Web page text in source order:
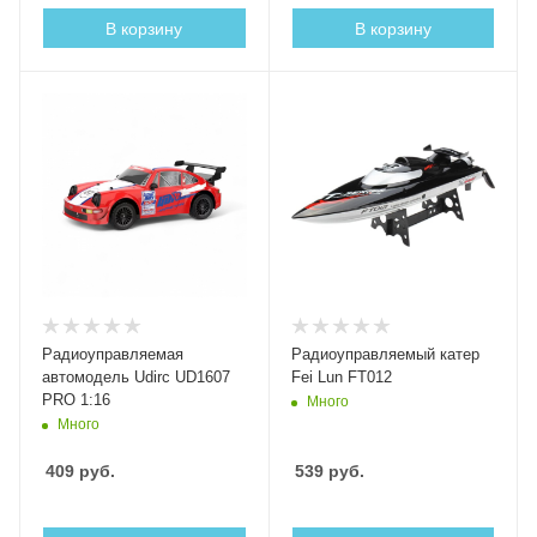
В корзину В корзину
Радиоуправляемая
автомодель Udirc UD1607
PRO 1:16
Много
409 руб.
Радиоуправляемый катер
Fei Lun FT012
Много
539руб.